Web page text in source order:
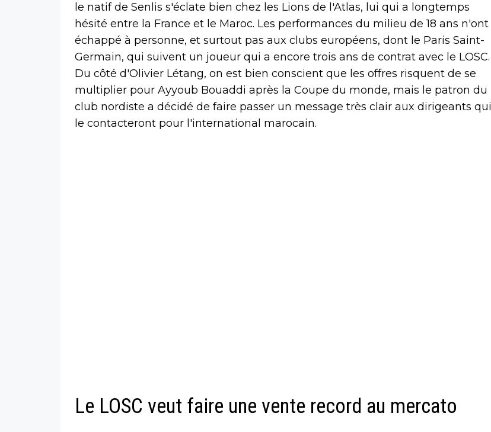
le natif de Senlis s'éclate bien chez les Lions de l'Atlas, lui qui a longtemps
hésité entre la France et le Maroc. Les performances du milieu de 18 ans n'ont
échappé à personne, et surtout pas aux clubs européens, dont le Paris Saint-
Germain, qui suivent un joueur qui a encore trois ans de contrat avec le LOSC.
Du côté d'Olivier Létang, on est bien conscient que les offres risquent de se
multiplier pour Ayyoub Bouaddi après la Coupe du monde, mais le patron du
club nordiste a décidé de faire passer un message très clair aux dirigeants qui
le contacteront pour l'international marocain.
Le LOSC veut faire une vente record au mercato